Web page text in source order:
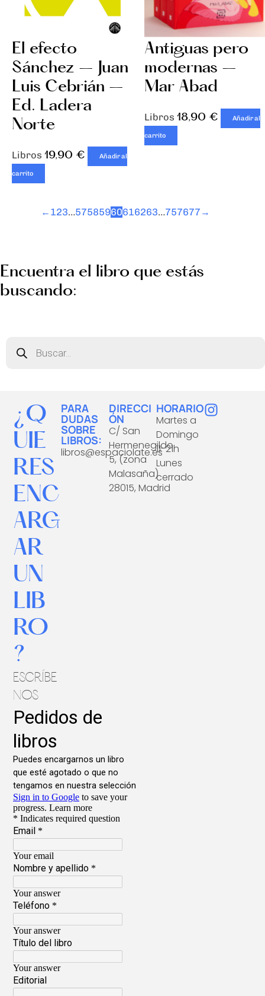
El efecto
Sánchez – Juan
Luis Cebrián –
Ed. Ladera
Norte
Libros 19,90 € Añadir al
carrito
Antiguas pero
modernas –
Mar Abad
Libros 18,90 € Añadir al
carrito
← 123…57585960616263…757677 →
Encuentra el libro que estás
buscando:
¿Q
UIE
RES
ENC
ARG
AR
UN
LIB
RO
?
ESCRÍBE
NOS
PARA
DUDAS
SOBRE
LIBROS:
libros@espaciolate.es
DIRECCI
ÓN
C/ San
Hermenegildo
5, (zona
Malasaña)
28015, Madrid
HORARIO
Martes a
Domingo
11-21h
Lunes
cerrado
I